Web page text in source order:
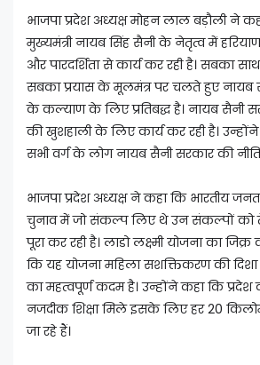
भाजपा प्रदेश अध्यक्ष मोहन लाल बड़ौली ने
मुख्यमंत्री नायब सिंह सैनी के नेतृत्व में
और पारदर्शिता से कार्य कर रही है। सबका
सबका प्रयास के मूलमंत्र पर चलते हुए नायब
के कल्याण के लिए प्रतिबद्ध है। नायब सैनी
की खुशहाली के लिए कार्य कर रही है।
सभी वर्ग के लोग नायब सैनी सरकार की
भाजपा प्रदेश अध्यक्ष ने कहा कि भारतीय
चुनाव में जो संकल्प लिए थे उन संकल्पों को
पूरा कर रही है। लाडो लक्ष्मी योजना का
कि यह योजना महिला सशक्तिकरण की
का महत्वपूर्ण कदम है। उन्होंने कहा कि
नजदीक शिक्षा मिले इसके लिए हर 20
जा रहे हैं।